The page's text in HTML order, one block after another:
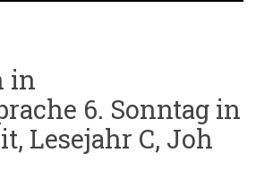
in
6. Sonntag in
Lesejahr C, Joh